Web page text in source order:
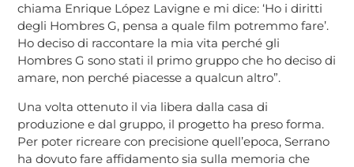
chiama Enrique López Lavigne e mi dice: ‘Ho i diritti
degli Hombres G, pensa a quale film potremmo fare’.
Ho deciso di raccontare la mia vita perché gli
Hombres G sono stati il primo gruppo che ho deciso di
amare, non perché piacesse a qualcun altro”.
Una volta ottenuto il via libera dalla casa di
produzione e dal gruppo, il progetto ha preso forma.
Per poter ricreare con precisione quell’epoca, Serrano
ha dovuto fare affidamento sia sulla memoria che